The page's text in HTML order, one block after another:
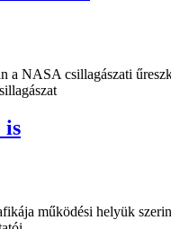
a NASA csillagászati
is
működési helyük